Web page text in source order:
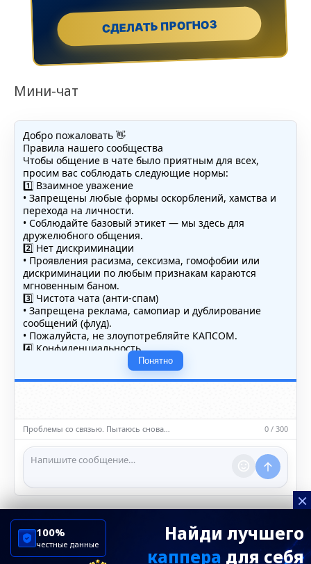
СДЕЛАТЬ ПРОГНОЗ
Мини-чат
Добро пожаловать 👋
Правила нашего сообщества
Чтобы общение в чате было приятным для всех,
просим вас соблюдать следующие нормы:
1️⃣ Взаимное уважение
• Запрещены любые формы оскорблений, хамства и
перехода на личности.
• Соблюдайте базовый этикет — мы здесь для
дружелюбного общения.
2️⃣ Нет дискриминации
• Проявления расизма, сексизма, гомофобии или
дискриминации по любым признакам караются
мгновенным баном.
3️⃣ Чистота чата (анти-спам)
• Запрещена реклама, самопиар и дублирование
сообщений (флуд).
• Пожалуйста, не злоупотребляйте КАПСОМ.
4️⃣ Конфиденциальность
• Не публикуйте личные данные — свои или чужие
(телефоны, адреса, документы).
5️⃣ Уместность контента
насилию.
ℹ️ Модераторы и администраторы вправе удалять
сообщения и ограничивать доступ к чату при
нарушении правил.
Понятно
Проблемы со связью. Пытаюсь снова… 0 / 300
×
Найди лучшего
каппера для себя
100%
честные данные